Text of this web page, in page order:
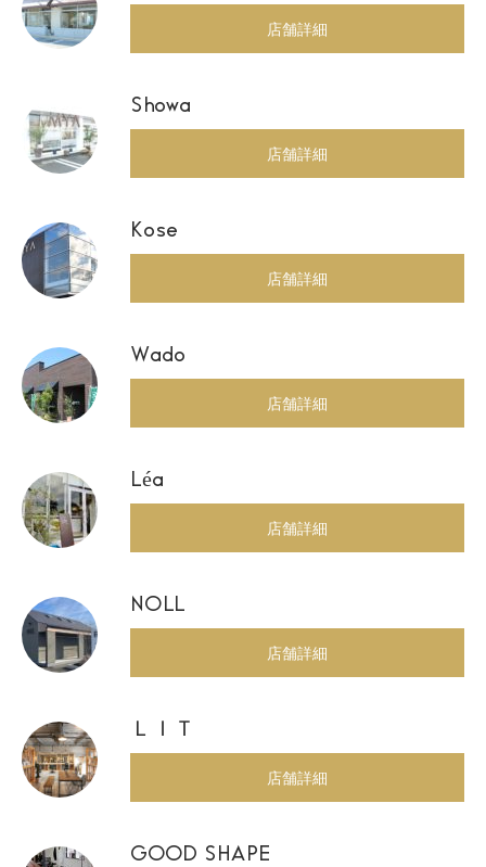
店舗詳細
Showa
店舗詳細
Kose
店舗詳細
Wado
店舗詳細
Léa
店舗詳細
NOLL
店舗詳細
ＬＩＴ
店舗詳細
GOOD SHAPE